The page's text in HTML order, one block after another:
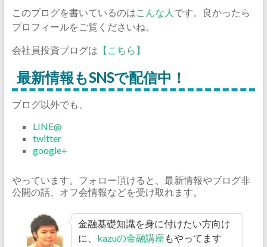
このブログを書いているのはこんな人 です。良かったら
プロフィールをご覧くださいね。
会社員投資ブログは 【こちら】
最新情報もSNSで配信中！
ブログ以外でも、
LINE@
twitter
google+
やっています。フォロー頂けると、最新情報やブログ非
公開の話、オフ会情報などを受け取れます。
金融基礎知識を身に付けたい方向け
に、 kazuの金融講座 もやってます